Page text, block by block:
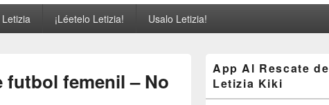
¡Léetelo Letizia! Usalo Letizia!
futbol femenil – No
área
widget
App Al Rescate de
Letizia Kiki